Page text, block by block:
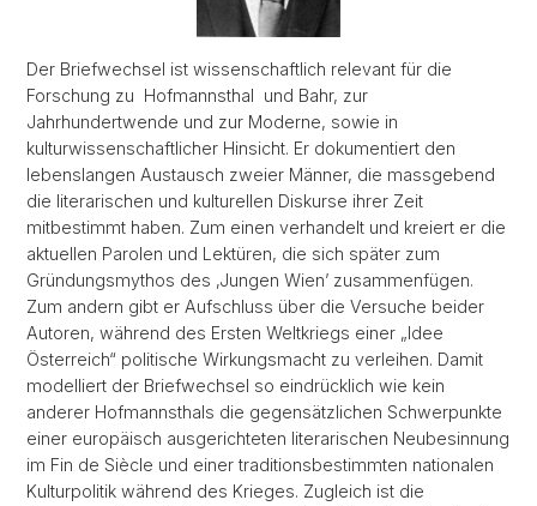
Der Briefwechsel ist wissenschaftlich relevant für die
Forschung zu Hofmannsthal und Bahr, zur
Jahrhundertwende und zur Moderne, sowie in
kulturwissenschaftlicher Hinsicht. Er dokumentiert den
lebenslangen Austausch zweier Männer, die massgebend
die literarischen und kulturellen Diskurse ihrer Zeit
mitbestimmt haben. Zum einen verhandelt und kreiert er die
aktuellen Parolen und Lektüren, die sich später zum
Gründungsmythos des ‚Jungen Wien’ zusammenfügen.
Zum andern gibt er Aufschluss über die Versuche beider
Autoren, während des Ersten Weltkriegs einer „Idee
Österreich“ politische Wirkungsmacht zu verleihen. Damit
modelliert der Briefwechsel so eindrücklich wie kein
anderer Hofmannsthals die gegensätzlichen Schwerpunkte
einer europäisch ausgerichteten literarischen Neubesinnung
im Fin de Siècle und einer traditionsbestimmten nationalen
Kulturpolitik während des Krieges. Zugleich ist die